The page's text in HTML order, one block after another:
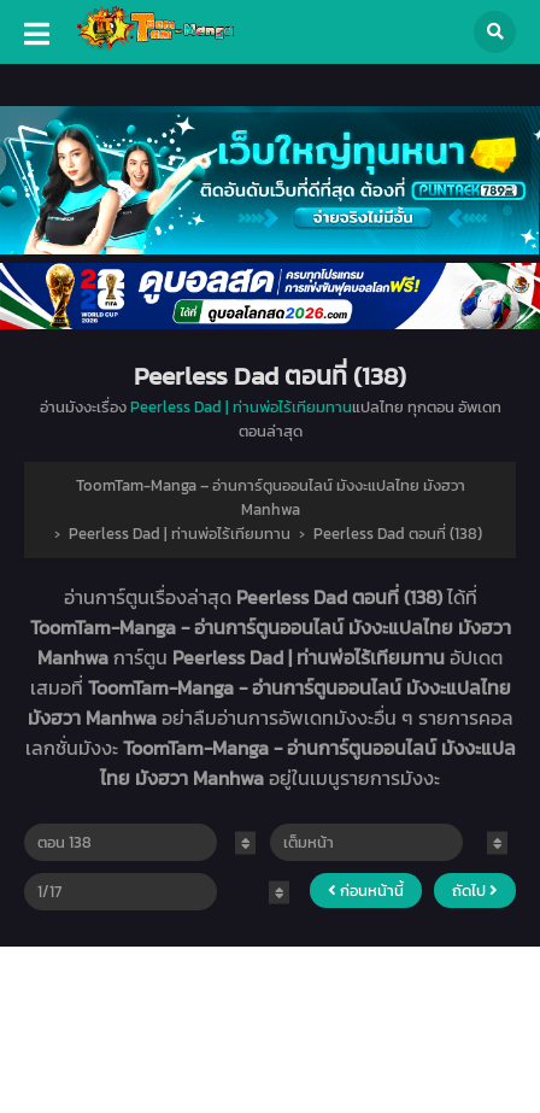
Peerless Dad ตอนที่ (138)
อ่านมังงะเรื่องPeerless Dad | ท่านพ่อไร้เทียมทานแปลไทย ทุกตอน อัพเดท
ตอนล่าสุด
ToomTam-Manga – อ่านการ์ตูนออนไลน์ มังงะแปลไทย มังฮวา
Manhwa
› Peerless Dad | ท่านพ่อไร้เทียมทาน › Peerless Dad ตอนที่ (138)
อ่านการ์ตูนเรื่องล่าสุด Peerless Dad ตอนที่ (138)ได้ที่
ToomTam-Manga - อ่านการ์ตูนออนไลน์ มังงะแปลไทย มังฮวา
Manhwaการ์ตูน Peerless Dad | ท่านพ่อไร้เทียมทานอัปเดต
เสมอที่ ToomTam-Manga - อ่านการ์ตูนออนไลน์ มังงะแปลไทย
มังฮวา Manhwaอย่าลืมอ่านการอัพเดทมังงะอื่น ๆ รายการคอล
เลกชั่นมังงะToomTam-Manga - อ่านการ์ตูนออนไลน์ มังงะแปล
ไทย มังฮวา Manhwaอยู่ในเมนูรายการมังงะ
ก่อนหน้านี้ ถัดไป